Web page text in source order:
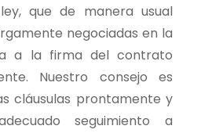
que de manera usual
negociadas en la
a la firma del contrato
Nuestro consejo es
cláusulas prontamente y
seguimiento a